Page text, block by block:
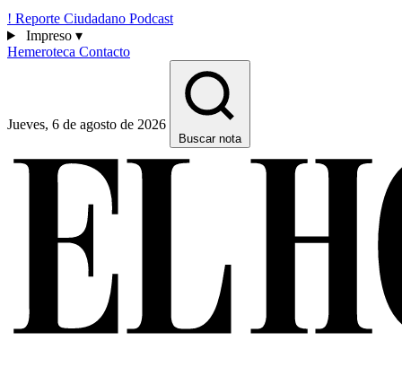
! Reporte Ciudadano Podcast
Impreso ▾
Hemeroteca Contacto
Jueves, 6 de agosto de 2026
Buscar nota